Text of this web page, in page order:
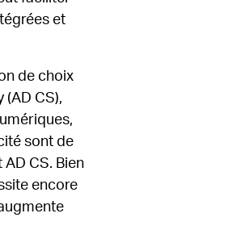
et
de choix
CS),
sont de
CS. Bien
encore